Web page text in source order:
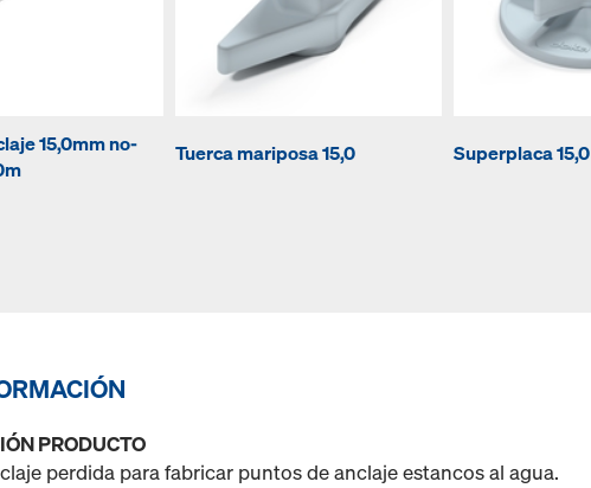
15,0mm no-
Tuerca mariposa 15,0 Superplaca 15,0
PRODUCTO
perdida para fabricar puntos de anclaje estancos al agua.